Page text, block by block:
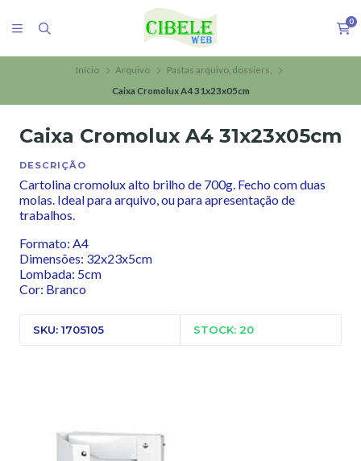
0
Início Arquivo
Pastas arquivo, dossiers,
Caixa Cromolux A4 31x23x05cm
Caixa Cromolux A4 31x23x05cm
DESCRIÇÃO
Cartolina cromolux alto brilho de 700g. Fecho com duas
molas. Ideal para arquivo, ou para apresentação de
trabalhos.
Formato: A4
Dimensões: 32x23x5cm
Lombada: 5cm
Cor: Branco
SKU: 1705105 STOCK: 20